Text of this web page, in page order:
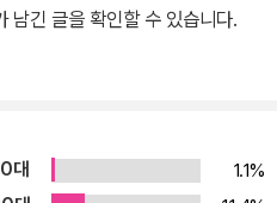
도전장을 내미
변호사 아오토 준코가 밀실살인
에노모토 시리즈’로, 「완만한 자
남긴 글을 확인할 수 있습니다.
대
1.1%